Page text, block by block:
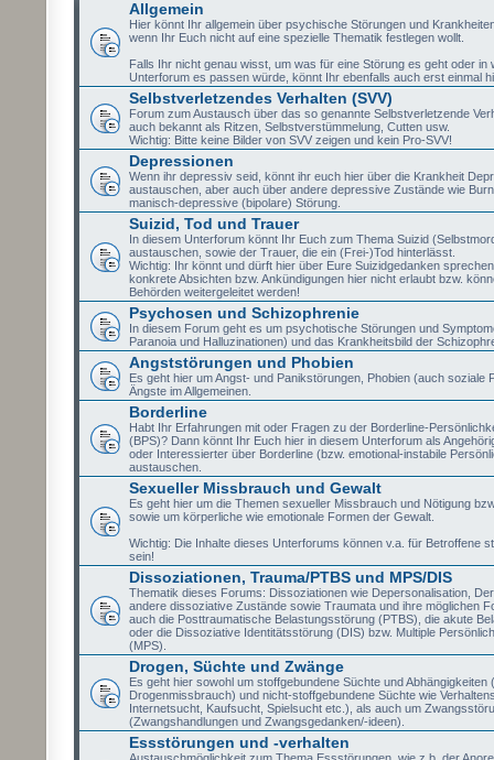
Allgemein
Hier könnt Ihr allgemein über psychische Störungen und
wenn Ihr Euch nicht auf eine spezielle Thematik festlegen wollt.
Falls Ihr nicht genau wisst, um was für eine Störung es geht oder in
Unterforum es passen würde, könnt Ihr ebenfalls auch erst einmal
Selbstverletzendes Verhalten (SVV)
Forum zum Austausch über das so genannte Selbstverletzende
auch bekannt als Ritzen, Selbstverstümmelung, Cutten usw.
Wichtig: Bitte keine Bilder von SVV zeigen und kein Pro-SVV!
Depressionen
Wenn ihr depressiv seid, könnt ihr euch hier über die Krankheit
austauschen, aber auch über andere depressive Zustände wie
manisch-depressive (bipolare) Störung.
Suizid, Tod und Trauer
In diesem Unterforum könnt Ihr Euch zum Thema Suizid
austauschen, sowie der Trauer, die ein (Frei-)Tod hinterlässt.
Wichtig: Ihr könnt und dürft hier über Eure Suizidgedanken
konkrete Absichten bzw. Ankündigungen hier nicht erlaubt bzw.
Behörden weitergeleitet werden!
Psychosen und Schizophrenie
In diesem Forum geht es um psychotische Störungen und
Paranoia und Halluzinationen) und das Krankheitsbild der
Angststörungen und Phobien
Es geht hier um Angst- und Panikstörungen, Phobien (auch soziale
Ängste im Allgemeinen.
Borderline
Habt Ihr Erfahrungen mit oder Fragen zu der Borderline-
(BPS)? Dann könnt Ihr Euch hier in diesem Unterforum als
oder Interessierter über Borderline (bzw. emotional-instabile
austauschen.
Sexueller Missbrauch und Gewalt
Es geht hier um die Themen sexueller Missbrauch und Nötigung
sowie um körperliche wie emotionale Formen der Gewalt.
Wichtig: Die Inhalte dieses Unterforums können v.a. für Betroffene
sein!
Dissoziationen, Trauma/PTBS und MPS/DIS
Thematik dieses Forums: Dissoziationen wie Depersonalisation,
andere dissoziative Zustände sowie Traumata und ihre möglichen
auch die Posttraumatische Belastungsstörung (PTBS), die akute
oder die Dissoziative Identitätsstörung (DIS) bzw. Multiple
(MPS).
Drogen, Süchte und Zwänge
Es geht hier sowohl um stoffgebundene Süchte und Abhängigkeiten
Drogenmissbrauch) und nicht-stoffgebundene Süchte wie
Internetsucht, Kaufsucht, Spielsucht etc.), als auch um
(Zwangshandlungen und Zwangsgedanken/-ideen).
Essstörungen und -verhalten